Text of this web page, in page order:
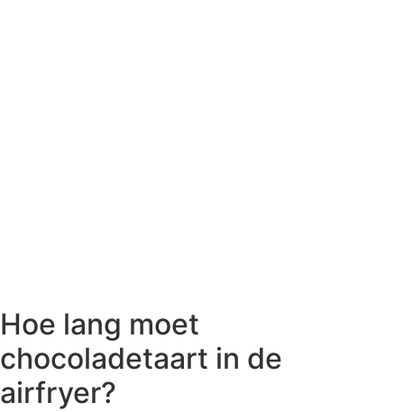
Hoe lang moet
chocoladetaart in de
airfryer?